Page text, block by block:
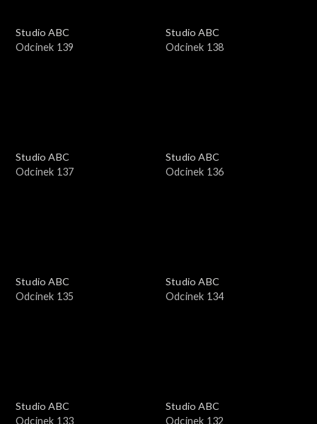
Studio ABC
Odcinek 139
Studio ABC
Odcinek 138
Studio ABC
Odcinek 137
Studio ABC
Odcinek 136
Studio ABC
Odcinek 135
Studio ABC
Odcinek 134
Studio ABC
Odcinek 133
Studio ABC
Odcinek 132